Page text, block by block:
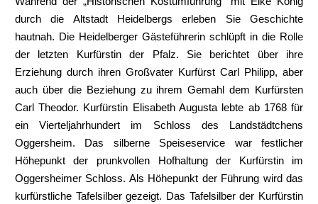
durch die Altstadt Heidelbergs erleben Sie Geschichte
hautnah. Die Heidelberger Gästeführerin schlüpft in die Rolle
der letzten Kurfürstin der Pfalz. Sie berichtet über ihre
Erziehung durch ihren Großvater Kurfürst Carl Philipp, aber
auch über die Beziehung zu ihrem Gemahl dem Kurfürsten
Carl Theodor. Kurfürstin Elisabeth Augusta lebte ab 1768 für
ein Vierteljahrhundert im Schloss des Landstädtchens
Oggersheim. Das silberne Speiseservice war festlicher
Höhepunkt der prunkvollen Hofhaltung der Kurfürstin im
Oggersheimer Schloss. Als Höhepunkt der Führung wird das
kurfürstliche Tafelsilber gezeigt. Das Tafelsilber der Kurfürstin